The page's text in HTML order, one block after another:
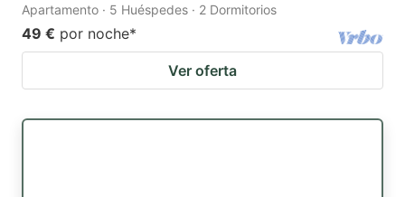
Apartamento · 5 Huéspedes · 2 Dormitorios
49 € por noche*
Ver oferta